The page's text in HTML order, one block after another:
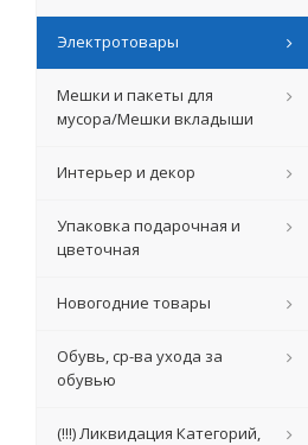
Электротовары
Мешки и пакеты для
мусора/Мешки вкладыши
Интерьер и декор
Упаковка подарочная и
цветочная
Новогодние товары
Обувь, ср-ва ухода за
обувью
(!!!) Ликвидация Категорий,